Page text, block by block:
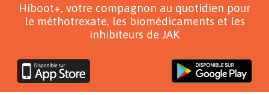
Hiboot+, votre compagnon au quotidien pour
le méthotrexate, les biomédicaments et les
inhibiteurs de JAK